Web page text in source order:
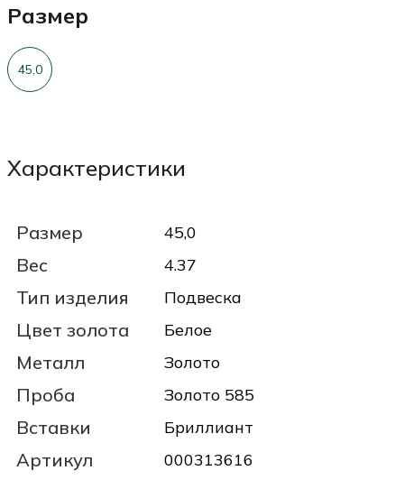
Размер
45,0
Характеристики
Размер 45,0
Вес 4.37
Тип изделия Подвеска
Цвет золота Белое
Металл Золото
Проба Золото 585
Вставки Бриллиант
Артикул 000313616